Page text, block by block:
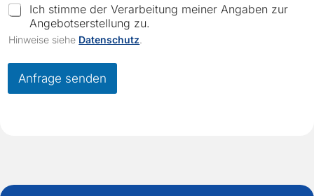
C
h
e
c
k
Ich stimme der Verarbeitung meiner Angaben zur
Angebotserstellung zu.
Hinweise siehe Datenschutz
Anfrage senden